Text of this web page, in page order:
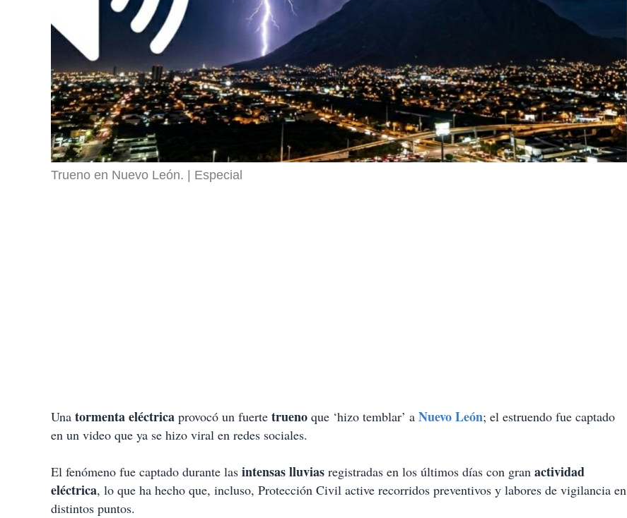
Trueno en Nuevo León. Especial
Una tormenta eléctrica provocó un fuerte trueno que ‘hizo temblar’ a Nuevo León; el estruendo fue captado
en un video que ya se hizo viral en redes sociales.
El fenómeno fue captado durante las intensas lluvias registradas en los últimos días con gran actividad
eléctrica, lo que ha hecho que, incluso, Protección Civil active recorridos preventivos y labores de vigilancia en
distintos puntos.